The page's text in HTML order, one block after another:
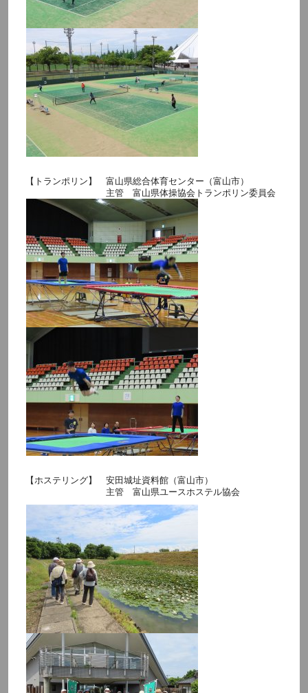
【トランポリン】 富山県総合体育センター（富山市）
主管 富山県体操協会トランポリン委員会
【ホステリング】 安田城址資料館（富山市）
主管 富山県ユースホステル協会